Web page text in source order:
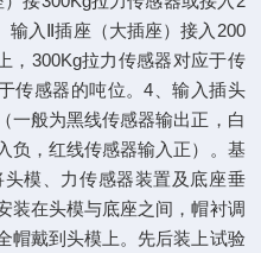
输入Ⅱ插座（大插座）接入200
，300Kg拉力传感器对应于传
传感器的吨位。4、输入插头
一般为黑线传感器输出正，白
负，红线传感器输入正）。基
模、力传感器装置及底座垂
装在头模与底座之间，帽衬调
帽戴到头模上。先后装上试验